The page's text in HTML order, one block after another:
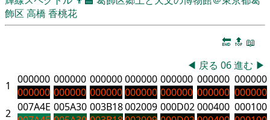
飾区 高橋 香桃花
🔚 🔝 📖
◀ 戻る 06進む ▶
1
000000
000000
000000
000000
000000
000000
000000
000000
000000
000000
000000
000000
000000
000000
2 007A4E 005A30 003B18002009 000D02000400 000100